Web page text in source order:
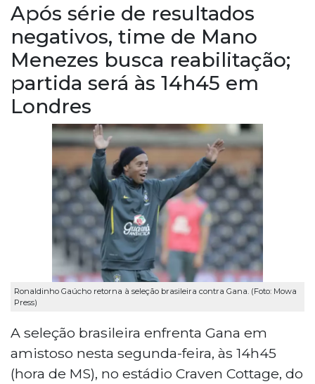
Após série de resultados
negativos, time de Mano
Menezes busca reabilitação;
partida será às 14h45 em
Londres
Ronaldinho Gaúcho retorna à seleção brasileira contra Gana. (Foto: Mowa
Press)
A seleção brasileira enfrenta Gana em
amistoso nesta segunda-feira, às 14h45
(hora de MS), no estádio Craven Cottage, do